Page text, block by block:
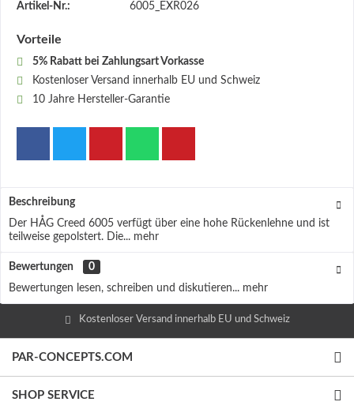
Artikel-Nr.: 6005_EXR026
Vorteile
5% Rabatt bei Zahlungsart Vorkasse
Kostenloser Versand innerhalb EU und Schweiz
10 Jahre Hersteller-Garantie
Beschreibung
Der HÅG Creed 6005 verfügt über eine hohe Rückenlehne und ist
teilweise gepolstert. Die... mehr
Bewertungen
0
Bewertungen lesen, schreiben und diskutieren... mehr
Kostenloser Versand innerhalb EU und Schweiz
PAR-CONCEPTS.COM
SHOP SERVICE